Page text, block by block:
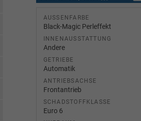
AUSSENFARBE
Black-Magic Perleffekt
INNENAUSSTATTUNG
Andere
GETRIEBE
Automatik
ANTRIEBSACHSE
Frontantrieb
SCHADSTOFFKLASSE
Euro 6